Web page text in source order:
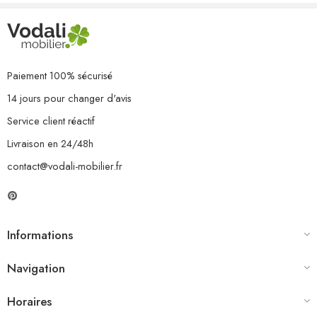
7 x coussin de siège
9 x coussin de dossier/latéral
Paiement 100% sécurisé
14 jours pour changer d'avis
Service client réactif
Livraison en 24/48h
contact@vodali-mobilier.fr
Informations
Navigation
Horaires